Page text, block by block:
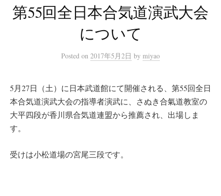
第55回全日本合気道演武大会
について
Posted on 2017年5月2日 by miyao
5月27日（土）に日本武道館にて開催される、第55回全日
本合気道演武大会の指導者演武に、さぬき合氣道教室の
大平四段が香川県合気道連盟から推薦され、出場しま
す。
受けは小松道場の宮尾三段です。